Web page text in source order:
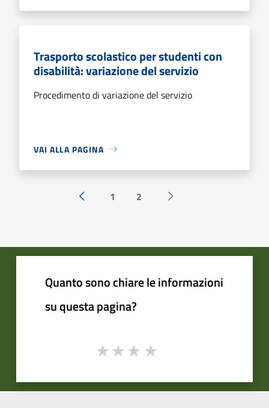
Trasporto scolastico per studenti con
disabilità: variazione del servizio
Procedimento di variazione del servizio
VAI ALLA PAGINA
« Precedente
1 2 Successiva »
Quanto sono chiare le informazioni
su questa pagina?